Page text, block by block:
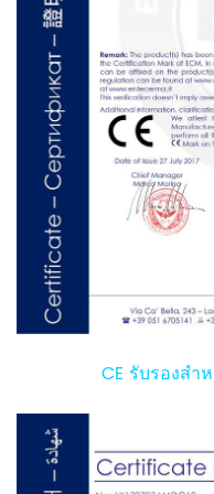
CE รับรองสำ